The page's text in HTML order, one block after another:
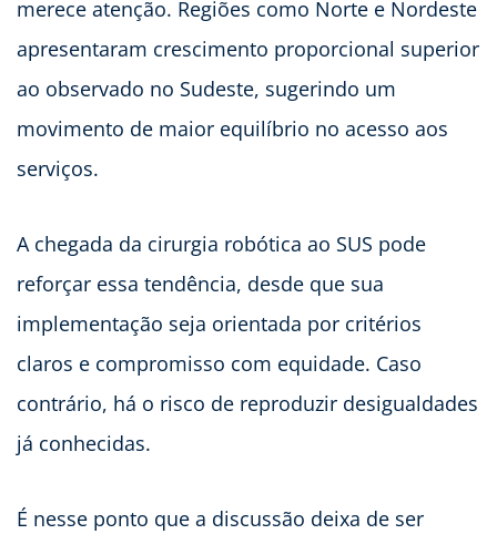
merece atenção. Regiões como Norte e Nordeste
apresentaram crescimento proporcional superior
ao observado no Sudeste, sugerindo um
movimento de maior equilíbrio no acesso aos
serviços.
A chegada da cirurgia robótica ao SUS pode
reforçar essa tendência, desde que sua
implementação seja orientada por critérios
claros e compromisso com equidade. Caso
contrário, há o risco de reproduzir desigualdades
já conhecidas.
É nesse ponto que a discussão deixa de ser